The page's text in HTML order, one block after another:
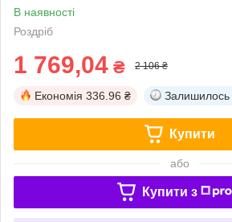
В наявності
Роздріб
1 769,04 ₴ 2 106 ₴
Економія 336.96 ₴ Залишилось
Купити
або
Купити з